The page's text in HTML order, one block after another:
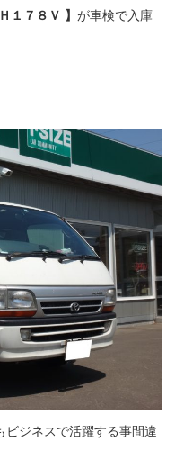
１７８Ｖ 】 が車検で入庫
ビジネスで活躍する事間違